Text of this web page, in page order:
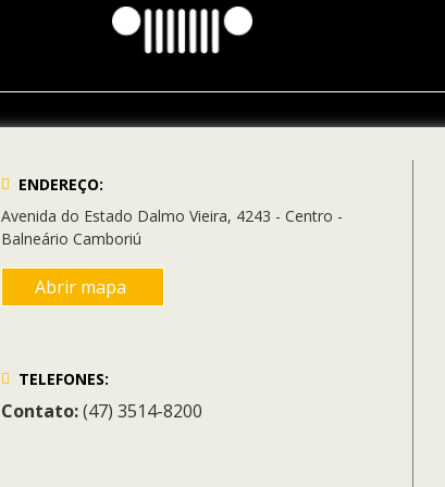
ENDEREÇO:
Avenida do Estado Dalmo Vieira, 4243 - Centro -
Balneário Camboriú
Abrir mapa
TELEFONES:
Contato:(47) 3514-8200